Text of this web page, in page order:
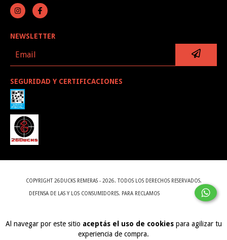
Al navegar por este sitio aceptás el uso de cookiespara agilizar tu
experiencia de compra.
NEWSLETTER
SEGURIDAD Y CERTIFICACIONES
COPYRIGHT 26DUCKS REMERAS - 2026. TODOS LOS DERECHOS RESERVADOS.
DEFENSA DE LAS Y LOS CONSUMIDORES. PARA RECLAMOS
INGRESÁ ACÁ.